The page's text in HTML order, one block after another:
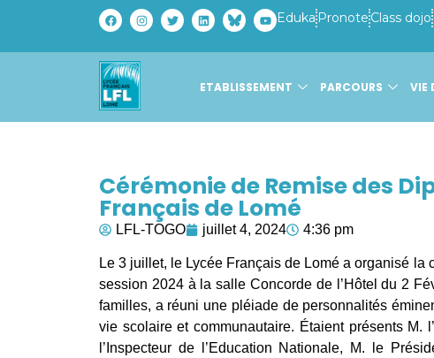
Eduka Pronote Class dojo
ETABLISSEMENT PARCOURS VIE
Cérémonie de Remise des
Français de Lomé
LFL-TOGO juillet 4, 2024 4:36 pm
Le 3 juillet, le Lycée Français de Lomé a organisé
session 2024 à la salle Concorde de l’Hôtel du 2
familles, a réuni une pléiade de personnalités
vie scolaire et communautaire. Étaient présents M.
l’Inspecteur de l’Education Nationale, M. le